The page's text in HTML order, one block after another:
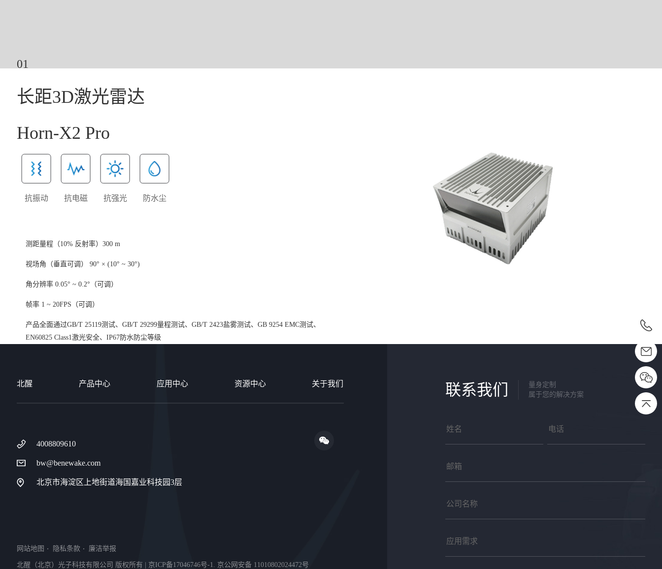
01
长距3D激光雷达
Horn-X2 Pro
抗振动 抗电磁 抗强光 防水尘
测距量程（10% 反射率）300 m
视场角（垂直可调） 90° × (10° ~ 30°)
角分辨率 0.05° ~ 0.2°（可调）
帧率 1 ~ 20FPS（可调）
产品全面通过GB/T 25119测试、GB/T 29299量程测试、GB/T 2423盐雾测试、GB 9254 EMC测试、
EN60825 Class1激光安全、IP67防水防尘等级
北醒 产品中心 应用中心 资源中心 关于我们
4008809610
bw@benewake.com
北京市海淀区上地街道海国嘉业科技园3层
网站地图 隐私条款 廉洁举报
北醒（北京）光子科技有限公司 版权所有 | 京ICP备17046746号-1. 京公网安备 11010802024472号
联系我们
量身定制
属于您的解决方案